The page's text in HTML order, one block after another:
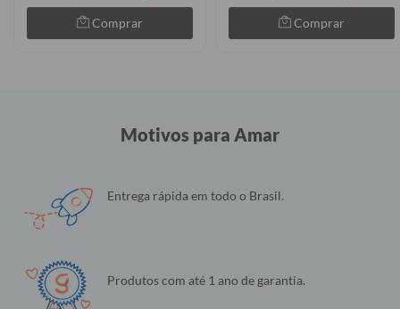
Comprar Comprar
Motivos para Amar
Entrega rápida em todo o Brasil.
Produtos com até 1 ano de garantia.